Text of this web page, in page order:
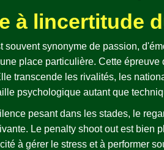
à lincertitude
souvent synonyme de passion,
place particulière. Cette
transcende les rivalités, les
psychologique autant que
pesant dans les stades, le
Le penalty shoot out est bien
à gérer le stress et à performer